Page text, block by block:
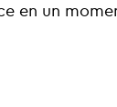
en un